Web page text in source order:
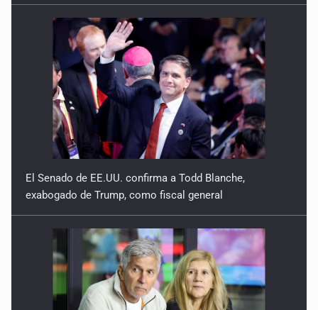
El Senado de EE.UU. confirma a Todd Blanche,
exabogado de Trump, como fiscal general